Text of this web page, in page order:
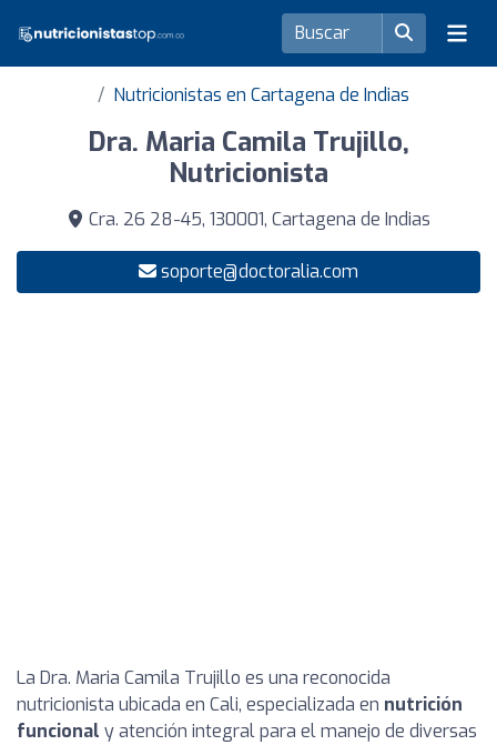
Nutricionistas en Cartagena de Indias
Dra. Maria Camila Trujillo,
Nutricionista
Cra. 26 28-45, 130001, Cartagena de Indias
soporte@doctoralia.com
La Dra. Maria Camila Trujillo es una reconocida
nutricionista ubicada en Cali, especializada en nutrición
funcional y atención integral para el manejo de diversas